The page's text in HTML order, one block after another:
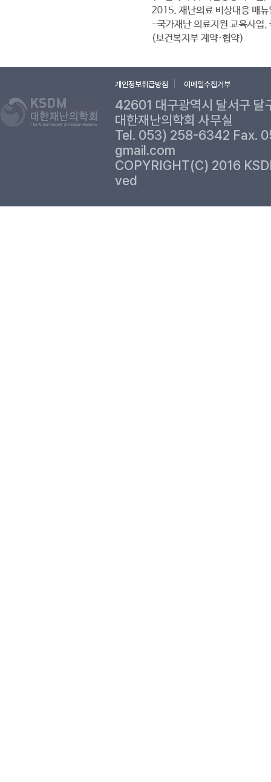
개인정보취급방침 이메일수집거부
42601 대구광역시 달서구 달
대한재난의학회 사무실
Tel. 053) 258-6342 Fax.
gmail.com
COPYRIGHT(C) 2016
ved